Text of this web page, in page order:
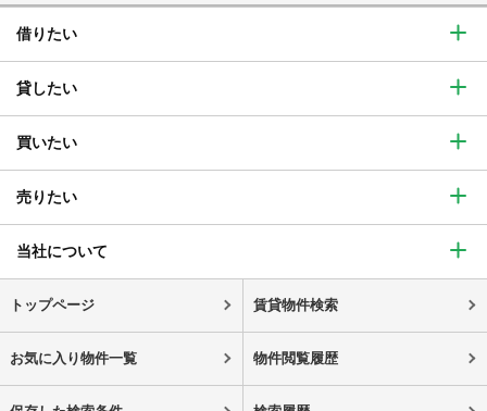
借りたい
貸したい
買いたい
売りたい
当社について
トップページ 賃貸物件検索
お気に入り物件一覧 物件閲覧履歴